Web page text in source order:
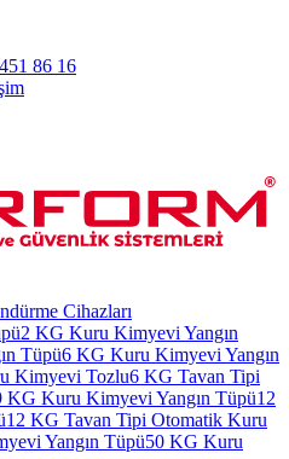
86 16
Cihazları
2 KG Kuru Kimyevi Yangın
Tüpü6 KG Kuru Kimyevi Yangın
Kimyevi Tozlu6 KG Tavan Tipi
KG Kuru Kimyevi Yangın Tüpü12
12 KG Tavan Tipi Otomatik Kuru
Yangın Tüpü50 KG Kuru